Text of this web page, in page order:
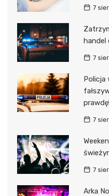
7
handel
7
Policja
7
7
Arka